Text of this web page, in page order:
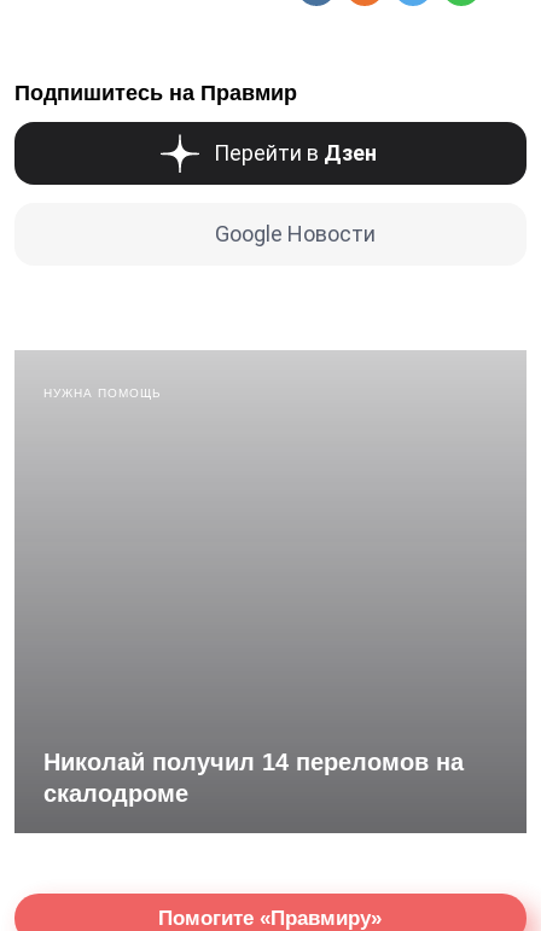
Подпишитесь на Правмир
Перейти в Дзен
Google Новости
НУЖНА ПОМОЩЬ
Николай получил 14 переломов на
скалодроме
Помогите «Правмиру»